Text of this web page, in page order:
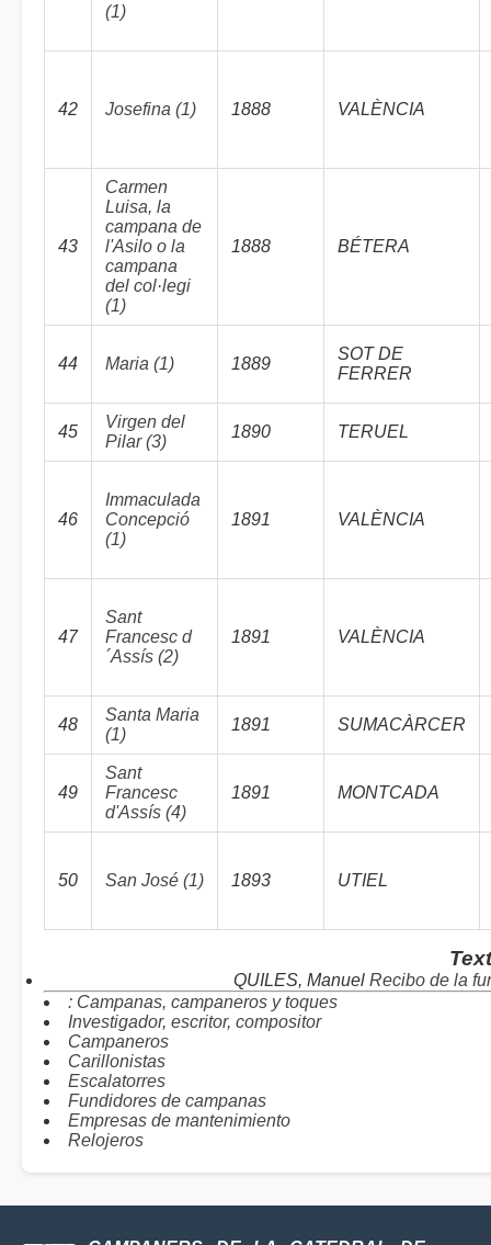
(1)
42 Josefina (1) 1888 VALÈNCIA
43
Carmen
Luisa, la
campana de
l'Asilo o la
campana
del col·legi
(1)
1888 BÉTERA
44 Maria (1) 1889
SOT DE
FERRER
45
Virgen del
Pilar (3)
1890 TERUEL
46
Immaculada
Concepció
(1)
1891 VALÈNCIA
47
Sant
Francesc d
´Assís (2)
1891 VALÈNCIA
48
Santa Maria
(1)
1891 SUMACÀRCER
49
Sant
Francesc
d'Assís (4)
1891 MONTCADA
50 San José (1) 1893 UTIEL
QUILES, Manuel Recibo de la
: Campanas, campaneros y toques
Investigador, escritor, compositor
Campaneros
Carillonistas
Escalatorres
Fundidores de campanas
Empresas de mantenimiento
Relojeros